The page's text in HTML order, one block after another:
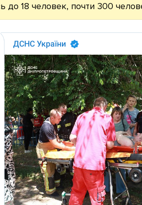
до 18 человек, почти 300